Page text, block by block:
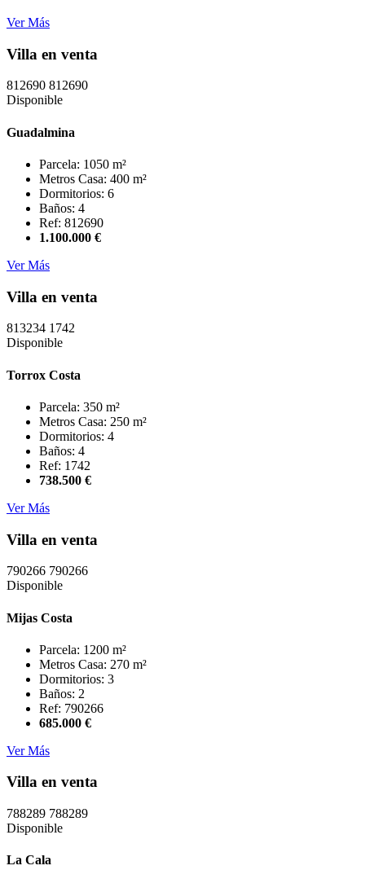
Ver Más
Villa en venta
812690 812690
Disponible
Guadalmina
Parcela: 1050 m²
Metros Casa: 400 m²
Dormitorios: 6
Baños: 4
Ref: 812690
1.100.000 €
Ver Más
Villa en venta
813234 1742
Disponible
Torrox Costa
Parcela: 350 m²
Metros Casa: 250 m²
Dormitorios: 4
Baños: 4
Ref: 1742
738.500 €
Ver Más
Villa en venta
790266 790266
Disponible
Mijas Costa
Parcela: 1200 m²
Metros Casa: 270 m²
Dormitorios: 3
Baños: 2
Ref: 790266
685.000 €
Ver Más
Villa en venta
788289 788289
Disponible
La Cala